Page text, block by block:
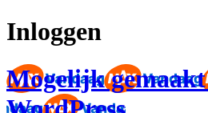
Inloggen
Mogelijk